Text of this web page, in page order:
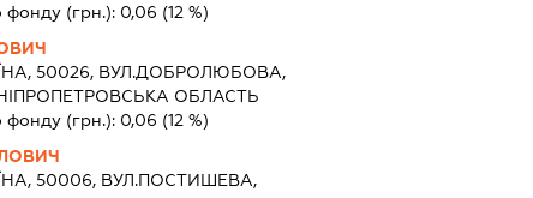
фонду (грн.): 0,06 (12 %)
50026, ВУЛ.ДОБРОЛЮБОВА,
ОБЛАСТЬ
фонду (грн.): 0,06 (12 %)
50006, ВУЛ.ПОСТИШЕВА,